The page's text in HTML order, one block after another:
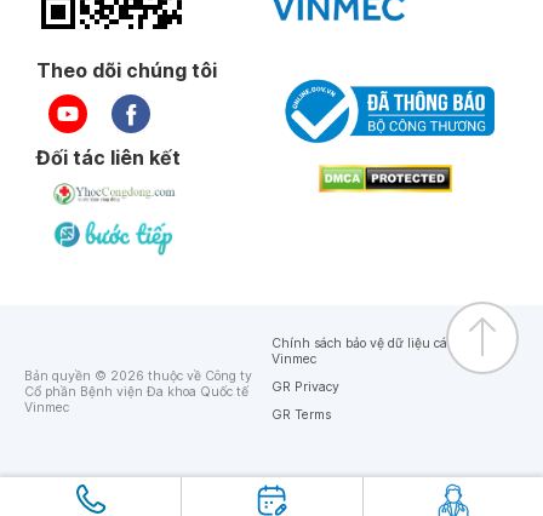
Theo dõi chúng tôi
Đối tác liên kết
Bản quyền © 2026 thuộc về Công ty
Cổ phần Bệnh viện Đa khoa Quốc tế
Vinmec
Chính sách bảo vệ dữ liệu cá nhân của
Vinmec
GR Privacy
GR Terms